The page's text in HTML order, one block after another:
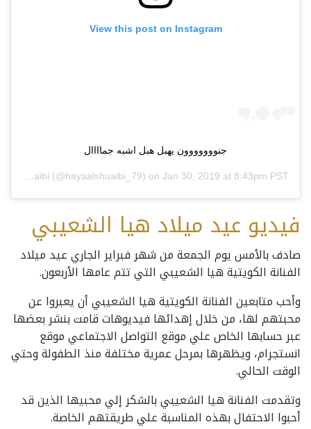
View this post on Instagram
جنووووووون يهبل هبل اشبه جماااال
Haya Alshuaibi (@hayaalshuaibi_79) on Jan 30, 2019 at 8:43pm PST
فيديو عيد ميلاد هيا الشعيبي
صادف بالأمس يوم الجمعة من شهر فبراير الجاري عيد ميلاد
الفنانة الكويتية هيا الشعيبي التي تتم عامها الأربعون.
وأحب متابعين الفنانة الكويتية هيا الشعيبي أن يعبروا عن
محبتهم لها، من خلال إهدائها فيديوهات قامت بنشر بعضها
عبر حسابها الخاص علي موقع التواصل الاجتماعي موقع
انستجرام، ويظهرها بمرحل عمرية مختلفة منذ الطفولة وحتي
الوقت الحالي.
وتقدمت الفنانة هيا الشعيبي بالشكر إلي محبيها الذين قد
أحبوا الاحتفال بهذه المناسبة علي طريقتهم الخاصة.